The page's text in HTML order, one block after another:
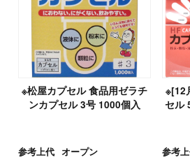
※松屋カプセル 食品用ゼラチ
ンカプセル 3号 1000個入
参考上代 オープン
※[12
セル
参考